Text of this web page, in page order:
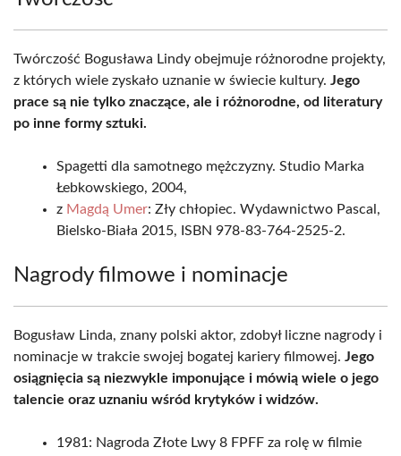
Twórczość Bogusława Lindy obejmuje różnorodne projekty,
z których wiele zyskało uznanie w świecie kultury. Jego
prace są nie tylko znaczące, ale i różnorodne, od literatury
po inne formy sztuki.
Spagetti dla samotnego mężczyzny. Studio Marka
Łebkowskiego, 2004,
z Magdą Umer: Zły chłopiec. Wydawnictwo Pascal,
Bielsko-Biała 2015, ISBN 978-83-764-2525-2.
Nagrody filmowe i nominacje
Bogusław Linda, znany polski aktor, zdobył liczne nagrody i
nominacje w trakcie swojej bogatej kariery filmowej. Jego
osiągnięcia są niezwykle imponujące i mówią wiele o jego
talencie oraz uznaniu wśród krytyków i widzów.
1981: Nagroda Złote Lwy 8 FPFF za rolę w filmie